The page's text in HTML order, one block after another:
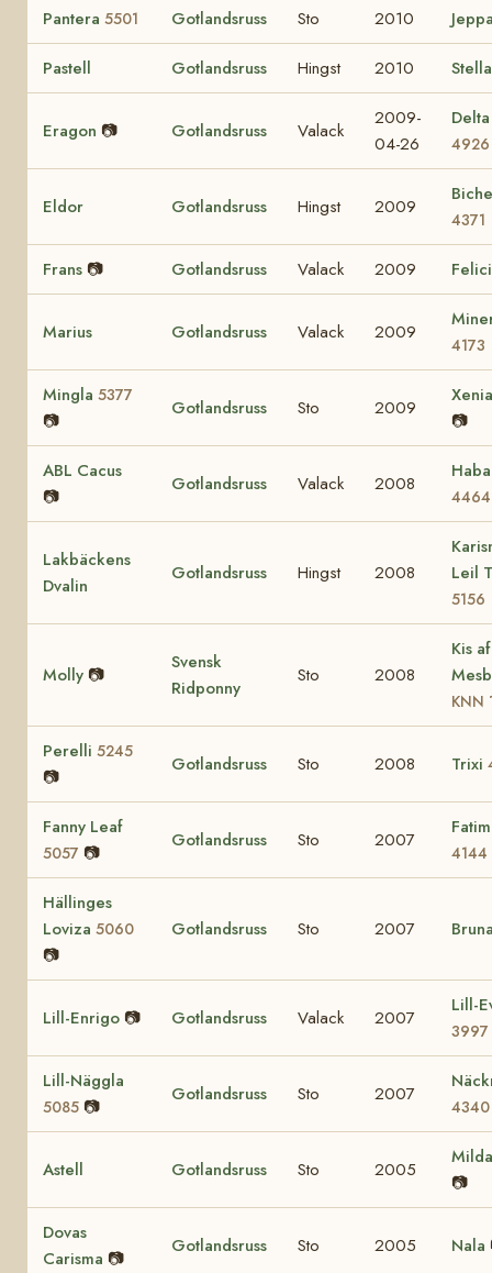
Pantera 5501 Gotlandsruss Sto 2010
Pastell Gotlandsruss Hingst 2010
Eragon 📷 Gotlandsruss Valack
2009-
04-26
4926
Eldor Gotlandsruss Hingst 2009
4371
Frans 📷 Gotlandsruss Valack 2009
Marius Gotlandsruss Valack 2009
4173
Mingla 5377
📷
Gotlandsruss Sto 2009
📷
ABL Cacus
📷
Gotlandsruss Valack 2008
4464
Lakbäckens
Dvalin
Gotlandsruss Hingst 2008
Leil
5156
Molly 📷
Svensk
Ridponny
Sto 2008
Kis af
KNN
Perelli 5245
📷
Gotlandsruss Sto 2008 Trixi
Fanny Leaf
5057 📷
Gotlandsruss Sto 2007
4144
Hällinges
Loviza 5060
📷
Gotlandsruss Sto 2007
Lill-Enrigo 📷 Gotlandsruss Valack 2007
Lill-
3997
Lill-Näggla
5085 📷
Gotlandsruss Sto 2007
4340
Astell Gotlandsruss Sto 2005
📷
Dovas
Carisma 📷
Gotlandsruss Sto 2005 Nala